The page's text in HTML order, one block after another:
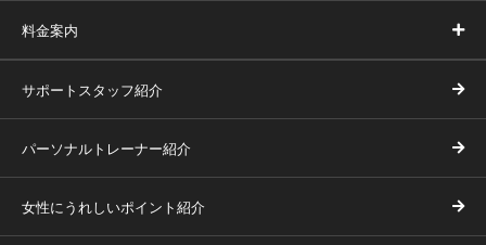
料金案内
サポートスタッフ紹介
パーソナルトレーナー紹介
女性にうれしいポイント紹介